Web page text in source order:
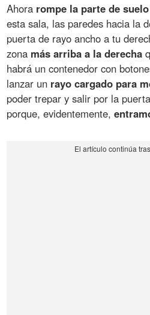
Ahora rompe la parte de
esta sala, las paredes hacia la
puerta de rayo ancho a tu
zona más arriba a la derecha
habrá un contenedor con
lanzar un rayo cargado para
poder trepar y salir por la
porque, evidentemente,